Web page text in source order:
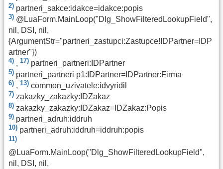
2) partneri_sakce:idakce=idakce:popis
3) @LuaForm.MainLoop("Dlg_ShowFilteredLookupField",
nil, DSI, nil,
{ArgumentStr="partneri_zastupci:Zastupce!IDPartner=IDP
artner"})
4) , 17) partneri_partneri:IDPartner
5) partneri_partneri p1:IDPartner=IDPartner:Firma
6) , 13) common_uzivatele:idvyridil
7) zakazky_zakazky:IDZakaz
8) zakazky_zakazky:IDZakaz=IDZakaz:Popis
9) partneri_adruh:iddruh
10) partneri_adruh:iddruh=iddruh:popis
11)
@LuaForm.MainLoop("Dlg_ShowFilteredLookupField",
nil, DSI, nil,